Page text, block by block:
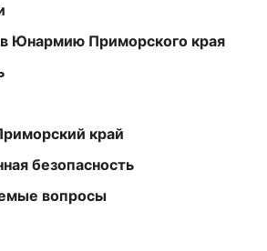
в Юнармию Приморского края
край
безопасность
вопросы